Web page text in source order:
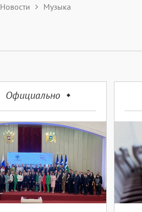
Новости Музыка
Официально